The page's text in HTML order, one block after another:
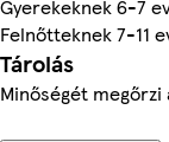
Gyerekeknek 6-7
Felnőtteknek 7-11
Tárolás
Minőségét